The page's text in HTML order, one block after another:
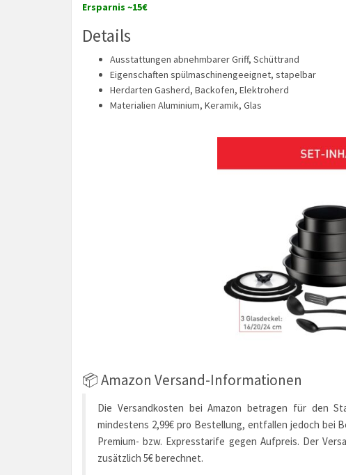
Ersparnis ~15€
Details
Ausstattungen abnehmbarer Griff, Schüttrand
Eigenschaften spülmaschinengeeignet, stapelbar
Herdarten Gasherd, Backofen, Elektroherd
Materialien Aluminium, Keramik, Glas
📦 Amazon Versand-Informationen
Die Versandkosten bei Amazon betragen für den
mindestens 2,99€ pro Bestellung, entfallen jedoch bei
Premium- bzw. Expresstarife gegen Aufpreis. Der
zusätzlich 5€ berechnet.